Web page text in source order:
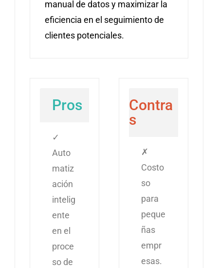
manual de datos y maximizar la
eficiencia en el seguimiento de
clientes potenciales.
Pros
✓
Auto
matiz
ación
intelig
ente
en el
proce
so de
Contra
s
✗
Costo
so
para
peque
ñas
empr
esas.